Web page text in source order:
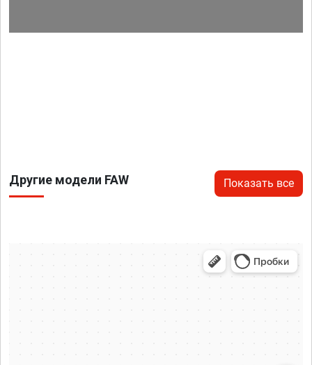
Другие модели FAW Показать все